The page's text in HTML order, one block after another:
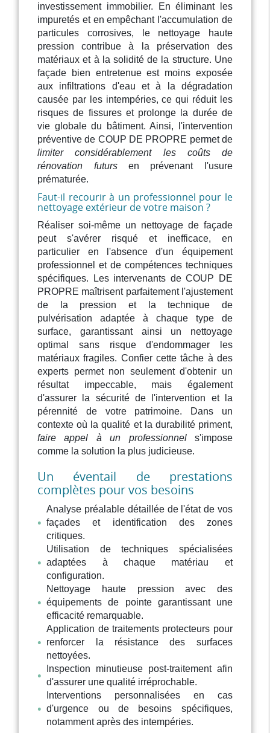
investissement immobilier. En éliminant les
impuretés et en empêchant l'accumulation de
particules corrosives, le nettoyage haute
pression contribue à la préservation des
matériaux et à la solidité de la structure. Une
façade bien entretenue est moins exposée
aux infiltrations d'eau et à la dégradation
causée par les intempéries, ce qui réduit les
risques de fissures et prolonge la durée de
vie globale du bâtiment. Ainsi, l'intervention
préventive de COUP DE PROPRE permet de
limiter considérablement les coûts de
rénovation futursen prévenant l'usure
prématurée.
Faut-il recourir à un professionnel pour le
nettoyage extérieur de votre maison ?
Réaliser soi-même un nettoyage de façade
peut s'avérer risqué et inefficace, en
particulier en l'absence d'un équipement
professionnel et de compétences techniques
spécifiques. Les intervenants de COUP DE
PROPRE maîtrisent parfaitement l'ajustement
de la pression et la technique de
pulvérisation adaptée à chaque type de
surface, garantissant ainsi un nettoyage
optimal sans risque d'endommager les
matériaux fragiles. Confier cette tâche à des
experts permet non seulement d'obtenir un
résultat impeccable, mais également
d'assurer la sécurité de l'intervention et la
pérennité de votre patrimoine. Dans un
contexte où la qualité et la durabilité priment,
faire appel à un professionnels'impose
comme la solution la plus judicieuse.
Un éventail de prestations
complètes pour vos besoins
Analyse préalable détaillée de l'état de vos
façades et identification des zones
critiques.
Utilisation de techniques spécialisées
adaptées à chaque matériau et
configuration.
Nettoyage haute pression avec des
équipements de pointe garantissant une
efficacité remarquable.
Application de traitements protecteurs pour
renforcer la résistance des surfaces
nettoyées.
Inspection minutieuse post-traitement afin
d'assurer une qualité irréprochable.
Interventions personnalisées en cas
d'urgence ou de besoins spécifiques,
notamment après des intempéries.